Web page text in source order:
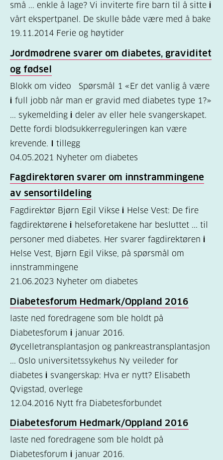
(806)
Kosthold
og
oppskrifter
(690)
Om
oss
(302)
Tilbud
til
deg
(195)
For
helsepersonell
(157)
Felles
innhold
Diabetes
type
1
(43)
type
(17)
Hva
små ... enkle å lage? Vi inviterte fire barn til å sitte i
vårt ekspertpanel. De skulle både være med å bake
19.11.2014 Ferie og høytider
Jordmødrene svarer om diabetes, graviditet
og fødsel
Blokk om video Spørsmål 1 «Er det vanlig å være
i full jobb når man er gravid med diabetes type 1?»
... sykemelding i deler av eller hele svangerskapet.
Dette fordi blodsukkerreguleringen kan være
krevende. I tillegg
04.05.2021 Nyheter om diabetes
Fagdirektøren svarer om innstrammingene
av sensortildeling
Fagdirektør Bjørn Egil Vikse i Helse Vest: De fire
fagdirektørene i helseforetakene har besluttet ... til
personer med diabetes. Her svarer fagdirektøren i
Helse Vest, Bjørn Egil Vikse, på spørsmål om
innstrammingene
21.06.2023 Nyheter om diabetes
Diabetesforum Hedmark/Oppland 2016
laste ned foredragene som ble holdt på
Diabetesforum i januar 2016.
Øycelletransplantasjon og pankreastransplantasjon
... Oslo universitetssykehus Ny veileder for
diabetes i svangerskap: Hva er nytt? Elisabeth
Qvigstad, overlege
12.04.2016 Nytt fra Diabetesforbundet
Diabetesforum Hedmark/Oppland 2016
laste ned foredragene som ble holdt på
Diabetesforum i januar 2016.